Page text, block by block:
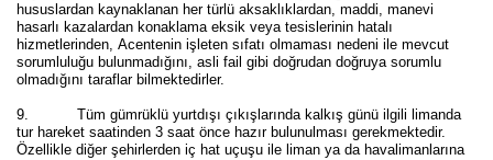
hususlardan kaynaklanan her türlü aksaklıklardan, maddi, manevi
hasarlı kazalardan konaklama eksik veya tesislerinin hatalı
hizmetlerinden, Acentenin işleten sıfatı olmaması nedeni ile mevcut
sorumluluğu bulunmadığını, asli fail gibi doğrudan doğruya sorumlu
olmadığını taraflar bilmektedirler.
9. Tüm gümrüklü yurtdışı çıkışlarında kalkış günü ilgili limanda
tur hareket saatinden 3 saat önce hazır bulunulması gerekmektedir.
Özellikle diğer şehirlerden iç hat uçuşu ile liman ya da havalimanlarına